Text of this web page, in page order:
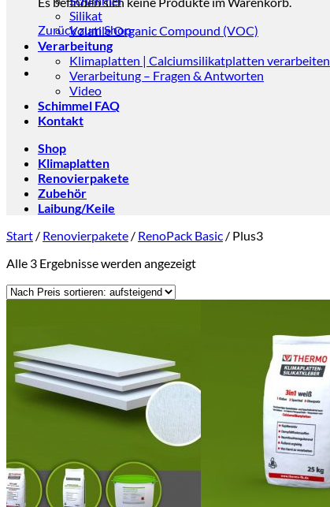
Zurück zum Shop
Silikat
Volatile Organic Compound (VOC)
Verarbeitung
Klimaplatten | Calciumsilikatplatten verarbeiten
Verarbeitung – Fragen & Antworten
Video
Schimmel FAQ
Kontakt
Shop
Klimaplatten
Renovierpakete
Zubehör
Laibung/Keile
Start / Renovierpakete / RenoPack Basic / Plus3
Alle 3 Ergebnisse werden angezeigtNach